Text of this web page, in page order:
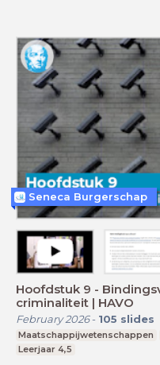
Hoofdstuk 9 -
criminaliteit | HAVO
February 2026- 105 slides
Maatschappijwetenschappen
Leerjaar 4,5
Seneca Burgerschap